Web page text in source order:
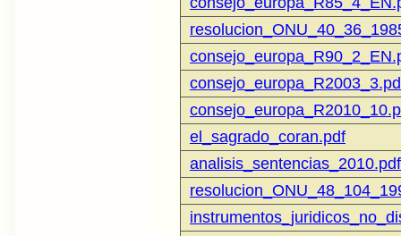
el_sagrado_coran.pdf
analisis_sentencias_2010.pdf